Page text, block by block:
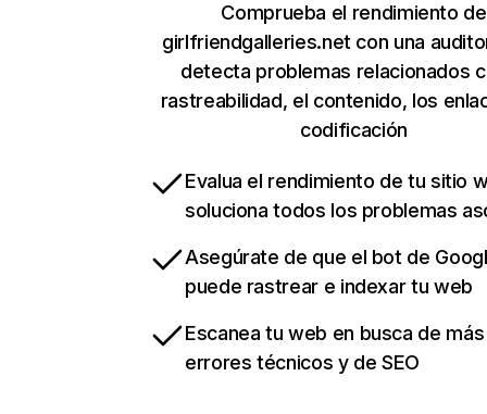
Comprueba el rendimiento de
girlfriendgalleries.net con una
detecta problemas relacionados
rastreabilidad, el contenido, los
codificación
Evalua el rendimiento de tu sitio
soluciona todos los problemas
Asegúrate de que el bot de
puede rastrear e indexar tu web
Escanea tu web en busca de
errores técnicos y de SEO